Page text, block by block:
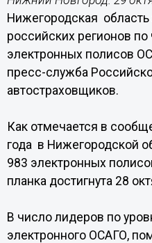
Нижегородская
российских регионов
электронных полисов
пресс-служба
автостраховщиков.
Как отмечается в
года в Нижегородской
983 электронных
планка достигнута 28
В число лидеров по
электронного ОСАГО,